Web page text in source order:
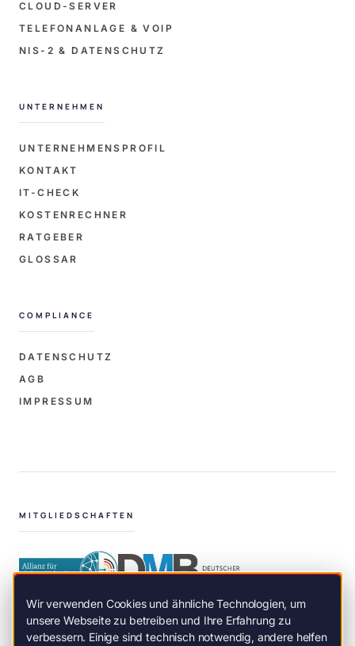
CLOUD-SERVER
TELEFONANLAGE & VOIP
NIS-2 & DATENSCHUTZ
UNTERNEHMEN
UNTERNEHMENSPROFIL
KONTAKT
IT-CHECK
KOSTENRECHNER
RATGEBER
GLOSSAR
COMPLIANCE
DATENSCHUTZ
AGB
IMPRESSUM
MITGLIEDSCHAFTEN
Wir verwenden Cookies und ähnliche Technologien, um
unsere Webseite zu betreiben und Ihre Erfahrung zu
verbessern. Einige sind technisch notwendig, andere helfen